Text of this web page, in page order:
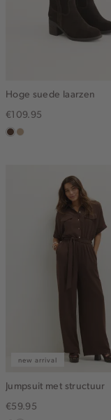
Hoge suede laarzen
€109.95
donkerbruin
zand
new arrival
Jumpsuit met structuur
€59.95